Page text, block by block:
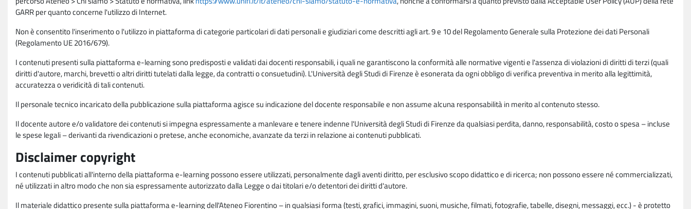
GARR per quanto concerne l'utilizzo di Internet.
Non è consentito l'inserimento o l'utilizzo in piattaforma di categorie particolari di dati personali e giudiziari come descritti agli art. 9 e 10 del Regolamento Generale sulla Protezione dei dati Personali
(Regolamento UE 2016/679).
I contenuti presenti sulla piattaforma e-learning sono predisposti e validati dai docenti responsabili, i quali ne garantiscono la conformità alle normative vigenti e l'assenza di violazioni di diritti di terzi (quali
diritti d'autore, marchi, brevetti o altri diritti tutelati dalla legge, da contratti o consuetudini). L'Università degli Studi di Firenze è esonerata da ogni obbligo di verifica preventiva in merito alla legittimità,
accuratezza o veridicità di tali contenuti.
Il personale tecnico incaricato della pubblicazione sulla piattaforma agisce su indicazione del docente responsabile e non assume alcuna responsabilità in merito al contenuto stesso.
Il docente autore e/o validatore dei contenuti si impegna espressamente a manlevare e tenere indenne l'Università degli Studi di Firenze da qualsiasi perdita, danno, responsabilità, costo o spesa – incluse
le spese legali – derivanti da rivendicazioni o pretese, anche economiche, avanzate da terzi in relazione ai contenuti pubblicati.
Disclaimer copyright
I contenuti pubblicati all'interno della piattaforma e-learning possono essere utilizzati, personalmente dagli aventi diritto, per esclusivo scopo didattico e di ricerca; non possono essere né commercializzati,
né utilizzati in altro modo che non sia espressamente autorizzato dalla Legge o dai titolari e/o detentori dei diritti d'autore.
Il materiale didattico presente sulla piattaforma e-learning dell'Ateneo Fiorentino – in qualsiasi forma (testi, grafici, immagini, suoni, musiche, filmati, fotografie, tabelle, disegni, messaggi, ecc.) - è protetto